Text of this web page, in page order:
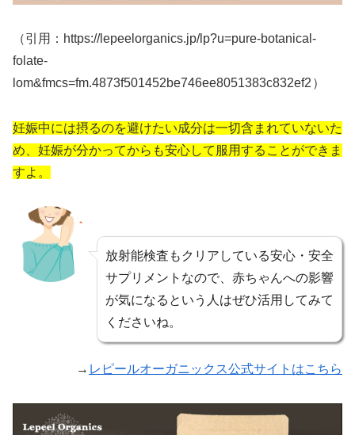
（引用：https://lepeelorganics.jp/lp?u=pure-botanical-
folate-
lom&fmcs=fm.4873f501452be746ee8051383c832ef2 ）
妊娠中には摂るのを避けたい成分は一切含まれていないた
め、妊娠が分かってからも安心して服用することができま
すよ。
放射能検査もクリアしている安心・安全
サプリメントなので、赤ちゃんへの影響
が気になるという人はぜひ活用してみて
くださいね。
→ レピールオーガニックス公式サイトはこちら